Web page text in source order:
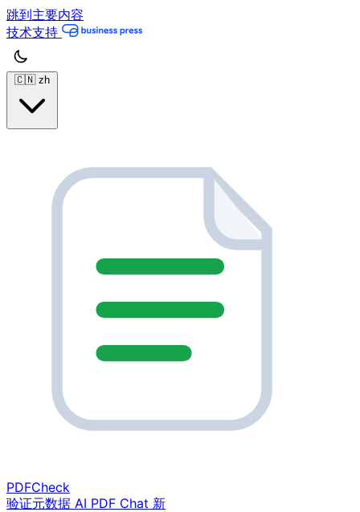
跳到主要内容
技术支持
🇨🇳 zh
PDFCheck
验证元数据 AI PDF Chat 新